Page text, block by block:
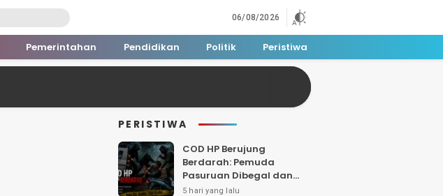
06/08/2026
Pemerintahan Pendidikan Politik Peristiwa
PERISTIWA
COD HP Berujung
Berdarah: Pemuda
Pasuruan Dibegal dan
Dibacok di Tengah Hutan
5 hari yang lalu